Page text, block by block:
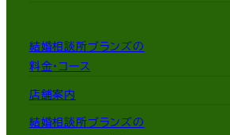
結婚相談所ブランズの
料金・コース
店舗案内
結婚相談所ブランズの